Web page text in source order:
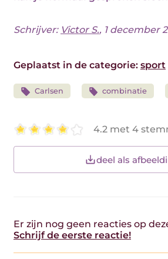
Schrijver: Victor S., 1 december
Geplaatst in de categorie: sport
Carlsen combinatie
4.2 met 4
deel als
Er zijn nog geen reacties op
Schrijf de eerste reactie!